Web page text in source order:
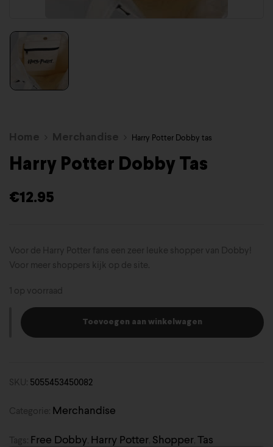
Home Merchandise Harry Potter Dobby tas
Harry Potter Dobby Tas
€12.95
Voor de Harry Potter fans een zeer leuke shopper van Dobby!
Voor meer shoppers kijk op de site.
1 op voorraad
Toevoegen aan winkelwagen
SKU: 5055453450082
Categorie: Merchandise
Tags: Free Dobby Harry Potter Shopper Tas